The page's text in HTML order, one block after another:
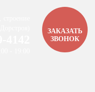
ЗАКАЗАТЬ
ЗВОНОК